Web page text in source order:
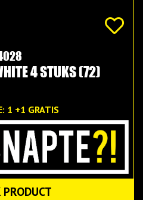
4 STUKS (72)
1 +1 GRATIS
PRODUCT